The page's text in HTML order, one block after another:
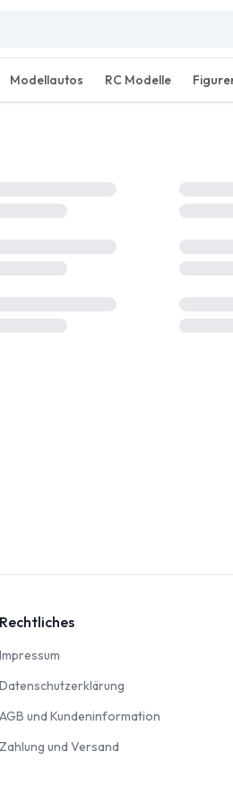
Modellautos RC Modelle
Rechtliches
ImpressumImpressum
Datenschutzerklärung
AGB und KundeninformationAGB und
Zahlung und VersandZahlung und Versand